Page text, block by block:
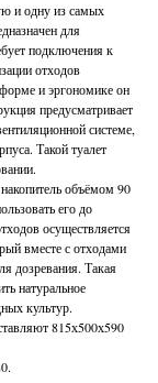
и одну из самых
для
подключения к
отходов
и эргономике он
предусматривает
системе,
Такой туалет
объёмом 90
его до
осуществляется
вместе с отходами
дозревания. Такая
натуральное
культур.
815х500х590